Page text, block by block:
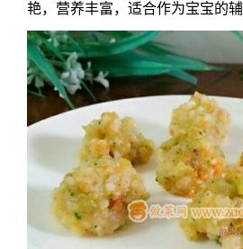
艳，营养丰富，适合作为宝宝的辅